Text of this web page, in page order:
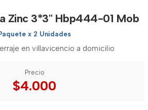
Zinc 3*3" Hbp444-01 Mob
x 2 Unidades
en villavicencio a domicilio
Precio
$4.000